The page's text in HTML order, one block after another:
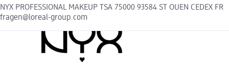
NYX PROFESSIONAL MAKEUP TSA 75000 93584 ST OUEN CEDEX FR
fragen@loreal-group.com